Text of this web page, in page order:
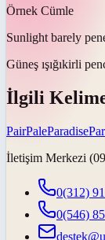
Örnek Cümle
Sunlight barely
Güneş ışığıkirli
İlgili
PairPaleParadise
İletişim Merkezi
0(312)
0(546)